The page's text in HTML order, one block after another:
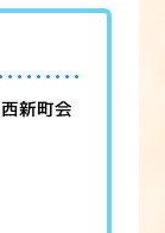
新町会